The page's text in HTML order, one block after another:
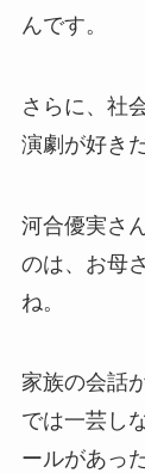
んです。
さらに、社
演劇が好き
河合優実さ
のは、お母
ね。
家族の会話
では一芸し
ールがあっ